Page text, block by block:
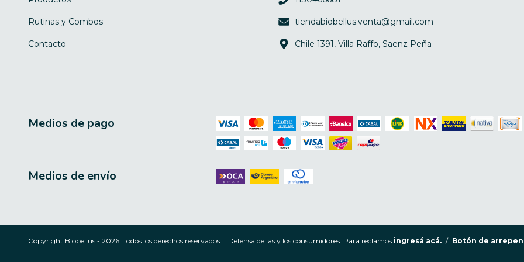
Rutinas y Combos
Contacto
tiendabiobellus.venta@gmail.com
Chile 1391, Villa Raffo, Saenz Peña
Medios de pago
Medios de envío
Copyright Biobellus - 2026. Todos los derechos reservados. Defensa de las y los consumidores. Para reclamos ingresá acá. / Botón de